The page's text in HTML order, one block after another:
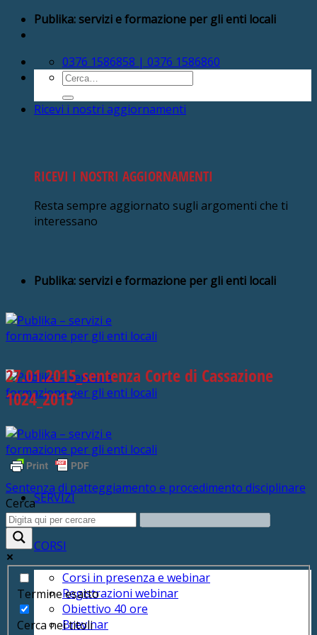
Salta Publika: servizi e formazione per gli enti locali
0376 1586858 | 0376 1586860
Cerca:
Ricevi i nostri aggiornamenti
RICEVI I NOSTRI AGGIORNAMENTI
Resta sempre aggiornato sugli argomenti che ti
interessano
Publika: servizi e formazione per gli enti locali
SERVIZI
CORSI
Corsi in presenza e webinar
Registrazioni webinar
Obiettivo 40 ore
Brevinar
27.01.2015_sentenza Corte di Cassazione
1024_2015
Sentenza di patteggiamento e procedimento disciplinare
Cerca
Termine esatto
Cerca nei titoli